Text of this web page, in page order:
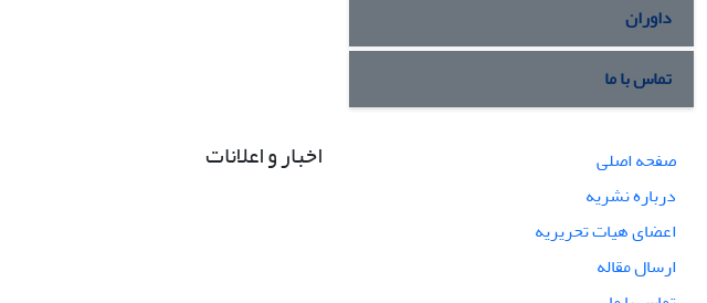
داوران
تماس با ما
صفحه اصلی
درباره نشریه
اعضای هیات تحریریه
ارسال مقاله
اخبار و اعلانات